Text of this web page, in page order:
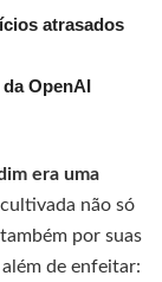
atrasados
OpenAI
era uma
não só
por suas
de enfeitar: